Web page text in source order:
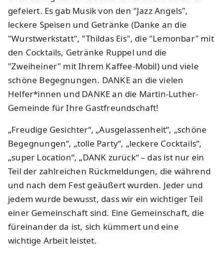
gefeiert. Es gab Musik von den "Jazz Angels",
leckere Speisen und Getränke (Danke an die
"Wurstwerkstatt", "Thildas Eis", die "Lemonbar" mit
den Cocktails, Getränke Ruppel und die
"Zweiheiner" mit Ihrem Kaffee-Mobil) und viele
schöne Begegnungen. DANKE an die vielen
Helfer*innen und DANKE an die Martin-Luther-
Gemeinde für Ihre Gastfreundschaft!
„Freudige Gesichter“, „Ausgelassenheit“, „schöne
Begegnungen“, „tolle Party“, „leckere Cocktails“,
„super Location“, „DANK zurück“ – das ist nur ein
Teil der zahlreichen Rückmeldungen, die während
und nach dem Fest geäußert wurden. Jeder und
jedem wurde bewusst, dass wir ein wichtiger Teil
einer Gemeinschaft sind. Eine Gemeinschaft, die
füreinander da ist, sich kümmert und eine
wichtige Arbeit leistet.